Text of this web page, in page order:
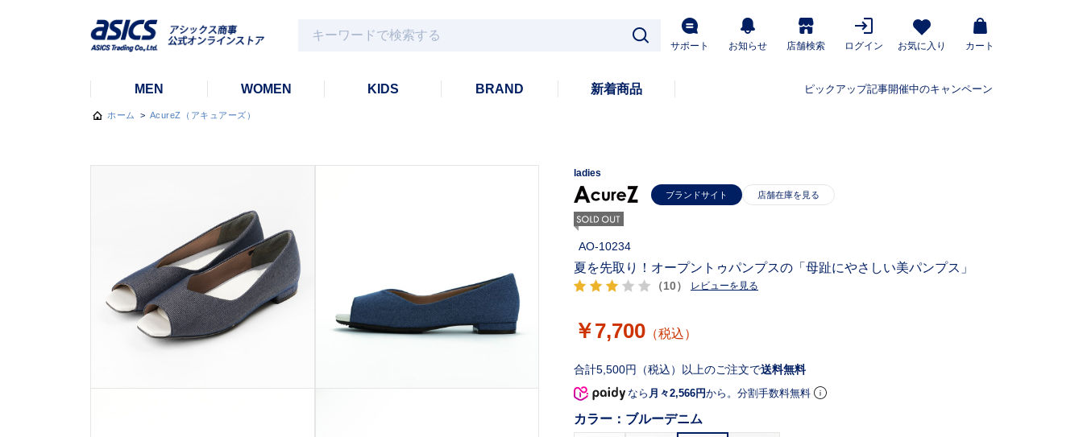
サポート お知らせ 店舗検索 ログイン お気に入り カート
MEN WOMEN KIDS BRAND 新着商品 ピックアップ記事開催中のキャンペーン
ホーム > AcureZ（アキュアーズ）
ladies
ブランドサイト
AO-10234
（10） レビューを見る
夏を先取り！オープントゥパンプスの「母趾にやさしい美パンプス」
￥7,700 （税込）
合計5,500円（税込）以上のご注文で送料無料
なら 月々2,566円から。分割手数料無料
カラー： ブルーデニム